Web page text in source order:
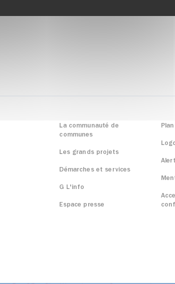
La communauté de
communes
Les grands projets
Démarches et services
G L'info
Espace presse